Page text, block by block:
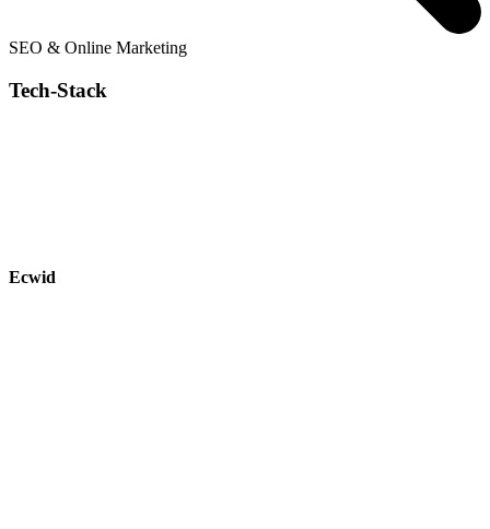
SEO & Online Marketing
Tech-Stack
Ecwid